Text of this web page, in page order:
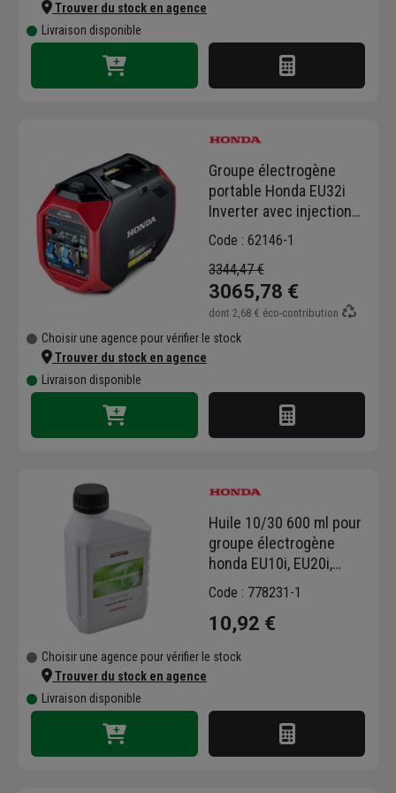
Trouver du stock en agence
Livraison disponible
Groupe électrogène
portable Honda EU32i
Inverter avec injection
de carburant - 3200W
Code : 62146-1
3344,47 €
3065,78 €
dont 2,68 € éco-contribution
Choisir une agence pour vérifier le stock
Trouver du stock en agence
Livraison disponible
Huile 10/30 600 ml pour
groupe électrogène
honda EU10i, EU20i,
EU22i et EU30i
Code : 778231-1
10,92 €
Choisir une agence pour vérifier le stock
Trouver du stock en agence
Livraison disponible